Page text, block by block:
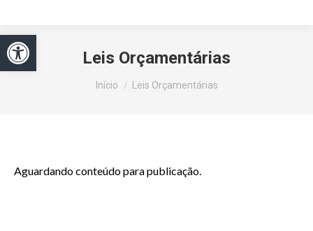
Leis Orçamentárias
Início Leis Orçamentárias
Aguardando conteúdo para publicação.
Abrir a barra de ferramentas